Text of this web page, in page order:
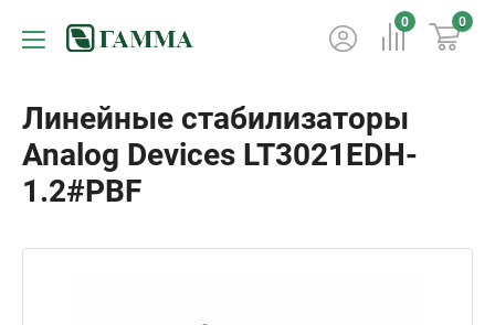
0 0
Линейные стабилизаторы
Analog Devices LT3021EDH-
1.2#PBF